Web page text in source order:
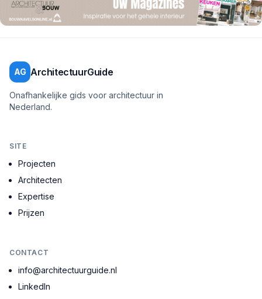
AG ArchitectuurGuide
Onafhankelijke gids voor architectuur in
Nederland.
SITE
Projecten
Architecten
Expertise
Prijzen
CONTACT
info@architectuurguide.nl
LinkedIn